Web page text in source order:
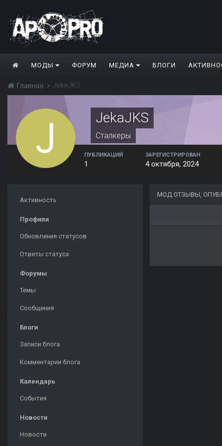
МОДЫ ФОРУМ МЕДИА БЛОГИ
Главная JekaJKS
JekaJKS
Сталкеры
ПУБЛИКАЦИЙ
1
ЗАРЕГИСТРИРОВАН
4 октября, 2024
Активность
Профили
Обновления статусов
Ответы статуса
Форумы
Темы
Сообщения
Блоги
Записи блога
Комментарии блога
Календарь
События
Новости
Новости
МОД ОТЗЫВЫ,